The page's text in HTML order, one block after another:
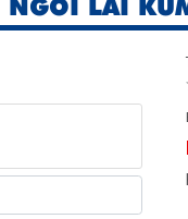
NGỒI LÁI